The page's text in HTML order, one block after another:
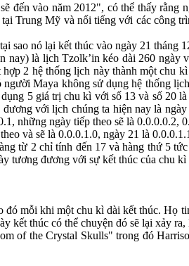
đến vào năm 2012", có thể thấy
Trung Mỹ và nổi tiếng với các công
sao nó lại kết thúc vào ngày 21 tháng
là lịch Tzolk’in kéo dài 260
2 hệ thống lịch này thành một
Maya không sử dụng hệ thống
5 giá trị chu kì với số 13 và số 20
với lịch chúng ta hiện nay là
những ngày tiếp theo sẽ là 0.0.0.0.2,
và sẽ là 0.0.0.1.0, ngày 21 là
từ 2 chỉ tính đến 17 và hàng thứ 5
tương đương với sự kết thúc của chu
mỗi khi một chu kì dài kết thúc. Họ
thúc có thể chuyện đó sẽ lại xảy
of the Crystal Skulls" trong đó